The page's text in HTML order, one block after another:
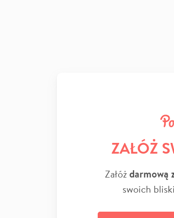
ZAŁÓŻ
Załóżdarmową
swoich